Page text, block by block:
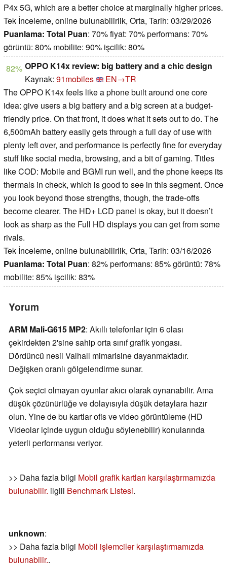
P4x 5G, which are a better choice at marginally higher prices.
Tek İnceleme, online bulunabilirlik, Orta, Tarih: 03/29/2026
Puanlama: Total Puan: 70% fiyat: 70% performans: 70%
görüntü: 80% mobilite: 90% işcilik: 80%
82% OPPO K14x review: big battery and a chic design
Kaynak: 91mobiles
EN→TR
The OPPO K14x feels like a phone built around one core
idea: give users a big battery and a big screen at a budget-
friendly price. On that front, it does what it sets out to do. The
6,500mAh battery easily gets through a full day of use with
plenty left over, and performance is perfectly fine for everyday
stuff like social media, browsing, and a bit of gaming. Titles
like COD: Mobile and BGMI run well, and the phone keeps its
thermals in check, which is good to see in this segment. Once
you look beyond those strengths, though, the trade-offs
become clearer. The HD+ LCD panel is okay, but it doesn’t
look as sharp as the Full HD displays you can get from some
rivals.
Tek İnceleme, online bulunabilirlik, Orta, Tarih: 03/16/2026
Puanlama: Total Puan: 82% performans: 85% görüntü: 78%
mobilite: 85% işcilik: 83%
Yorum
ARM Mali-G615 MP2: Akıllı telefonlar için 6 olası
çekirdekten 2'sine sahip orta sınıf grafik yongası.
Dördüncü nesil Valhall mimarisine dayanmaktadır.
Değişken oranlı gölgelendirme sunar.
Çok seçici olmayan oyunlar akıcı olarak oynanabilir. Ama
düşük çözünürlüğe ve dolayısıyla düşük detaylara hazır
olun. Yine de bu kartlar ofis ve video görüntüleme (HD
Videolar içinde uygun olduğu söylenebilir) konularında
yeterli performansı veriyor.
>> Daha fazla bilgi Mobil grafik kartları karşılaştırmamızda
bulunabilir. ilgili Benchmark Listesi.
unknown:
>> Daha fazla bilgi Mobil işlemciler karşılaştırmamızda
bulunabilir..